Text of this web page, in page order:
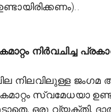
നിർവചിച്ച
നിലവിലുള്ള ജംഗമ
സ്വമേധയാ
ഒരു വ്യക്തി,